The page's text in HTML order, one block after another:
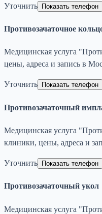
Уточнить Показать телефон
Противозачаточное
Медицинская услуга
цены, адреса и запись в
Уточнить Показать телефон
Противозачаточный
Медицинская услуга
клиники, цены, адреса и
Уточнить Показать телефон
Противозачаточный укол
Медицинская услуга